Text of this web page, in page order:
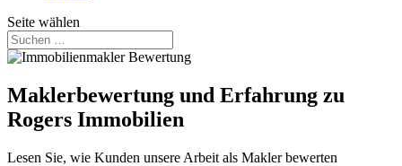
Seite wählen
Maklerbewertung und Erfahrung zu
Rogers Immobilien
Lesen Sie, wie Kunden unsere Arbeit als Makler bewerten